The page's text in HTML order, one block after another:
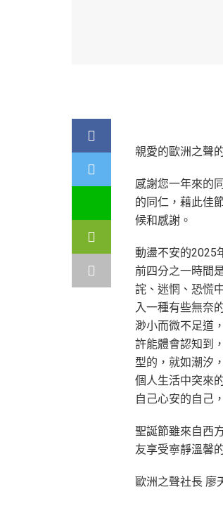
親愛的歐洲之聲
感謝您一年來的
的同仁，藉此佳
候和感謝。
動盪不安的2025
前四分之一時間
詫、迷惘、恐慌
入一種有些無奈
渺小而微不足道
許能體會認知到
型的，就如潮汐
個人生活中突來
自己心安的自己
聖誕節雖來自西
友享受寧靜溫馨
歐洲之聲社長 廖